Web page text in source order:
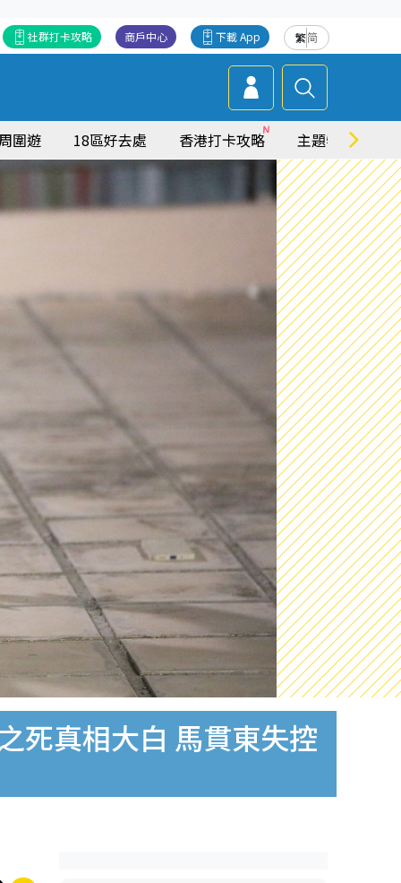
繁简
下載 App
商戶中心
社群打卡攻略
圍遊 18區好去處 香港打卡攻略 主題特集
死真相大白 馬貫東失控